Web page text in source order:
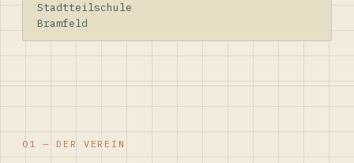
Stadtteilschule
Bramfeld
01 — DER VEREIN